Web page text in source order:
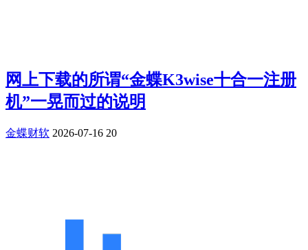
网上下载的所谓“金蝶K3wise十合一注册
机”一晃而过的说明
金蝶财软 2026-07-16 20